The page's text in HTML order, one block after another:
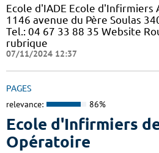
Ecole d'IADE Ecole d'Infirmiers
1146 avenue du Père Soulas
Tel.: 04 67 33 88 35 Website
rubrique
07/11/2024 12:37
PAGES
relevance: 86%
Ecole d'Infirmiers
Opératoire